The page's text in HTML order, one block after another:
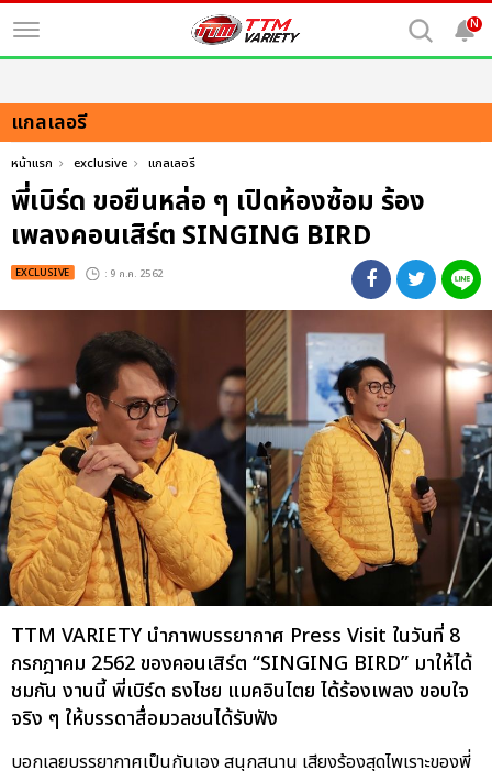
N
แกลเลอรี
หน้าแรก exclusive แกลเลอรี
พี่เบิร์ด ขอยืนหล่อ ๆ เปิดห้องซ้อม ร้อง
เพลงคอนเสิร์ต SINGING BIRD
EXCLUSIVE : 9 ก.ค. 2562
TTM VARIETY นำภาพบรรยากาศ Press Visit ในวันที่ 8
กรกฎาคม 2562 ของคอนเสิร์ต “SINGING BIRD” มาให้ได้
ชมกัน งานนี้ พี่เบิร์ด ธงไชย แมคอินไตย ได้ร้องเพลง ขอบใจ
จริง ๆ ให้บรรดาสื่อมวลชนได้รับฟัง
บอกเลยบรรยากาศเป็นกันเอง สนุกสนาน เสียงร้องสุดไพเราะของพี่